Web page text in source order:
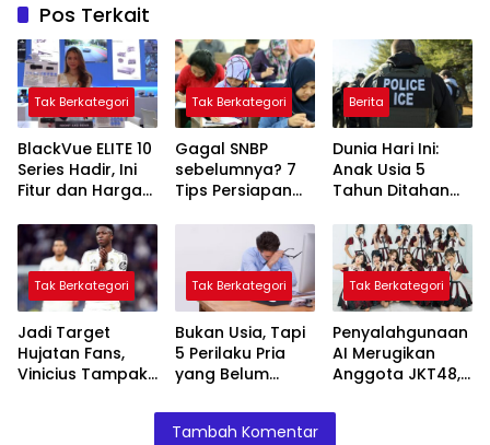
Pos Terkait
Tak Berkategori
BlackVue ELITE 10
Series Hadir, Ini
Fitur dan Harga
Tak Berkategori
Gagal SNBP
sebelumnya? 7
Tips Persiapan
untuk Peluang
Lebih Besar
Berita
Dunia Hari Ini:
Anak Usia 5
Tahun Ditahan
Setelah Sekolah
Tak Berkategori
Jadi Target
Hujatan Fans,
Vinicius Tampak
Tak Berkategori
Bukan Usia, Tapi
5 Perilaku Pria
yang Belum
Emosional
Tak Berkategori
Penyalahgunaan
AI Merugikan
Anggota JKT48,
Ambil Tindakan
Tambah Komentar